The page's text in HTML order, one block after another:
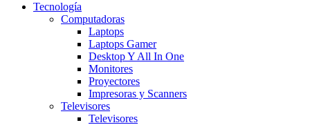
Tecnología
Computadoras
Laptops
Laptops Gamer
Desktop Y All In One
Monitores
Proyectores
Impresoras y Scanners
Televisores
Televisores